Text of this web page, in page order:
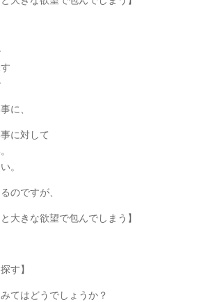
に、
に対して
。
のですが、
大きな欲望で包んでしまう】
す】
てはどうでしょうか？